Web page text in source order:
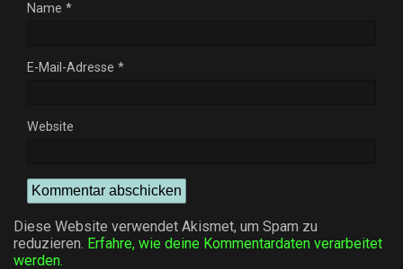
Name *
E-Mail-Adresse *
Website
Diese Website verwendet Akismet, um Spam zu
reduzieren. Erfahre, wie deine Kommentardaten verarbeitet
werden.